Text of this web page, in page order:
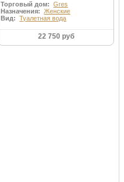
Торговый дом:Gres
Назначения:Женские
Вид:Туалетная вода
22 750 руб